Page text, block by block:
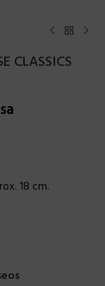
CLASSICS
18 cm.